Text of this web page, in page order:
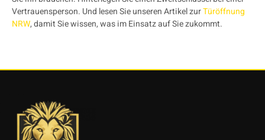
Vertrauensperson. Und lesen Sie unseren Artikel zurTüröffnung
NRW, damit Sie wissen, was im Einsatz auf Sie zukommt.